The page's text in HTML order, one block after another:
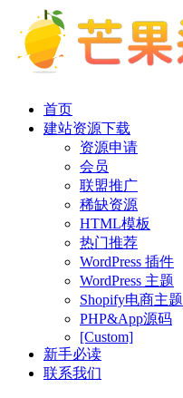
首页
建站资源下载
资源申请
会员
联盟推广
稀缺资源
HTML模板
热门推荐
WordPress 插件
WordPress 主题
Shopify电商主题
PHP&App源码
[Custom]
新手必读
联系我们